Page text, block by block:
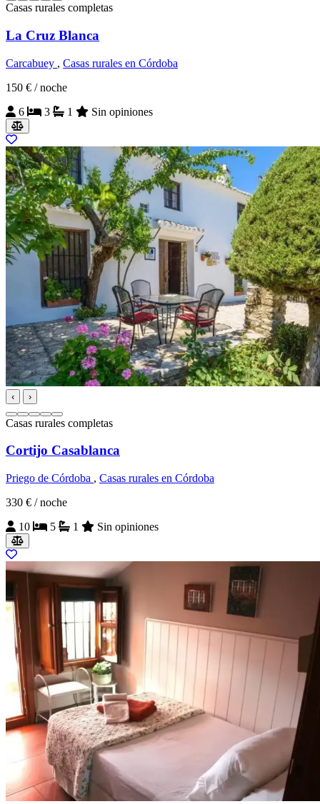
Casas rurales completas
La Cruz Blanca
Carcabuey , Casas rurales en Córdoba
150 € / noche
6
3 1 Sin opiniones
‹ ›
Casas rurales completas
Cortijo Casablanca
Priego de Córdoba , Casas rurales en Córdoba
330 € / noche
10
5 1 Sin opiniones